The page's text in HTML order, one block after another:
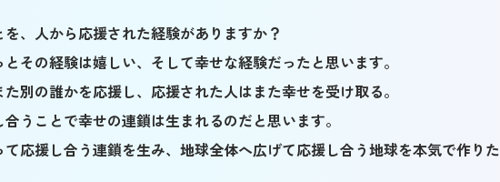
、人から応援された経験がありますか？
その経験は嬉しい、そして幸せな経験だったと思います。
別の誰かを応援し、応援された人はまた幸せを受け取る。
うことで幸せの連鎖は生まれるのだと思います。
応援し合う連鎖を生み、地球全体へ広げて応援し合う地球を本気で作りた